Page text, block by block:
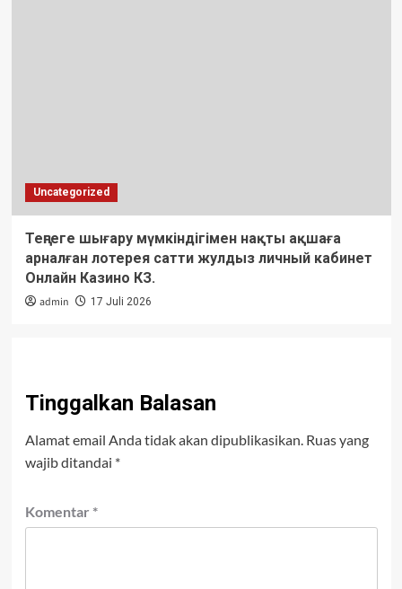
Uncategorized
Теңгеге шығару мүмкіндігімен нақты ақшаға
арналған лотерея сатти жулдыз личный кабинет
Онлайн Казино КЗ.
admin 17 Juli 2026
Tinggalkan Balasan
Alamat email Anda tidak akan dipublikasikan. Ruas yang
wajib ditandai *
Komentar *